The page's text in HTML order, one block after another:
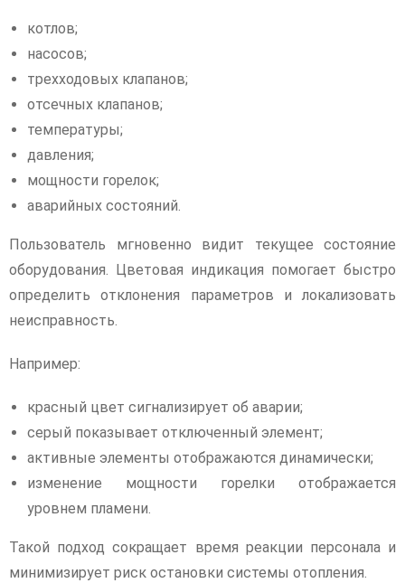
котлов;
насосов;
трехходовых клапанов;
отсечных клапанов;
температуры;
давления;
мощности горелок;
аварийных состояний.
Пользователь мгновенно видит текущее состояние
оборудования. Цветовая индикация помогает быстро
определить отклонения параметров и локализовать
неисправность.
Например:
красный цвет сигнализирует об аварии;
серый показывает отключенный элемент;
активные элементы отображаются динамически;
изменение мощности горелки отображается
уровнем пламени.
Такой подход сокращает время реакции персонала и
минимизирует риск остановки системы отопления.